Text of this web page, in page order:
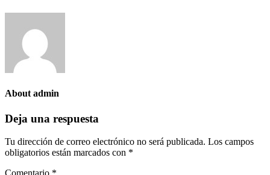
Aboutadmin
Deja una respuesta
Tu dirección de correo electrónico no será publicada. Los campos
obligatorios están marcados con *